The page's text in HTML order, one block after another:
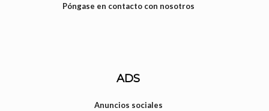
Póngase en contacto con nosotros
ADS
Anuncios sociales